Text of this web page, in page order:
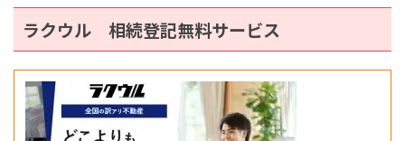
ラクウル 相続登記無料サービス